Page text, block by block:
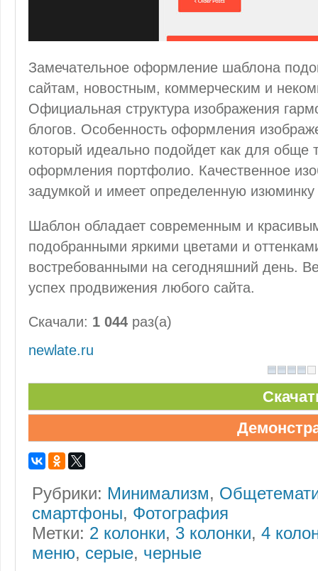
Замечательное оформление шаблона
сайтам, новостным, коммерческим и
Официальная структура изображения
блогов. Особенность оформления
который идеально подойдет как для обще
оформления портфолио. Качественное
задумкой и имеет определенную
Шаблон обладает современным и
подобранными яркими цветами и
востребованными на сегодняшний день.
успех продвижения любого сайта.
Скачали: 1 044 раз(а)
newlate.ru
Рубрики: Минимализм,
смартфоны, Фотография
Метки: 2 колонки, 3 колонки, 4
меню, серые, черные